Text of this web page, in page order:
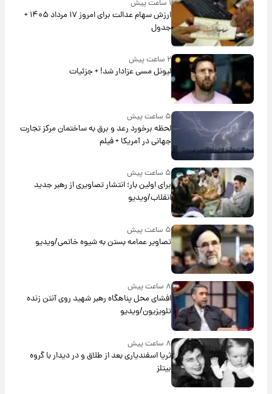
۱ ساعت پیش
ارزش سهام عدالت برای امروز ۱۷ مرداد ۱۴۰۵ +
جدول
۲ ساعت پیش
لیونل مسی عزادار شد! + جزئیات
۵ ساعت پیش
لحظه برخورد رعد و برق به ساختمان مرکز تجارت
جهانی در آمریکا + فیلم
۵ ساعت پیش
برای اولین بار؛ انتشار تصاویری از رهبر جدید
انقلاب/ویدیو
۵ ساعت پیش
تصاویر عمامه بستن به شیوه خاتمی/ویدیو
۸ ساعت پیش
افشای محل پناهگاه‌ رهبر شهید روی آنتن زنده
تلویزیون/ویدیو
۸ ساعت پیش
ثریا اسفندیاری بعد از طلاق و در دیدار با گروه
بیتلز